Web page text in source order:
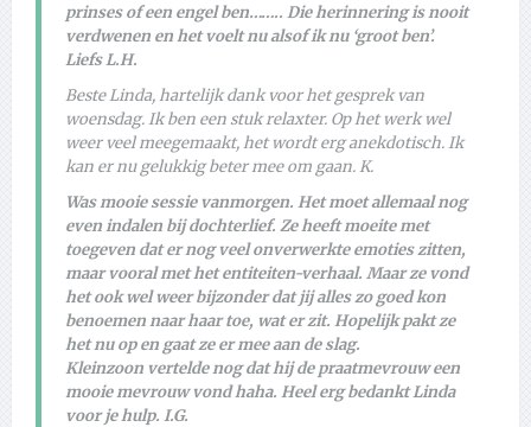
prinses of een engel ben…….. Die herinnering is nooit
verdwenen en het voelt nu alsof ik nu ‘groot ben’.
Liefs L.H.
Beste Linda, hartelijk dank voor het gesprek van
woensdag. Ik ben een stuk relaxter. Op het werk wel
weer veel meegemaakt, het wordt erg anekdotisch. Ik
kan er nu gelukkig beter mee om gaan. K.
Was mooie sessie vanmorgen. Het moet allemaal nog
even indalen bij dochterlief. Ze heeft moeite met
toegeven dat er nog veel onverwerkte emoties zitten,
maar vooral met het entiteiten-verhaal. Maar ze vond
het ook wel weer bijzonder dat jij alles zo goed kon
benoemen naar haar toe, wat er zit. Hopelijk pakt ze
het nu op en gaat ze er mee aan de slag.
Kleinzoon vertelde nog dat hij de praatmevrouw een
mooie mevrouw vond haha. Heel erg bedankt Linda
voor je hulp. I.G.